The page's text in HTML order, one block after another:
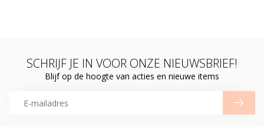
SCHRIJF JE IN VOOR ONZE NIEUWSBRIEF!
Blijf op de hoogte van acties en nieuwe items